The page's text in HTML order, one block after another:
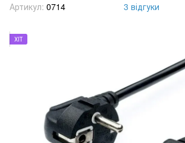
Артикул: 0714 3 відгуки
ХІТ